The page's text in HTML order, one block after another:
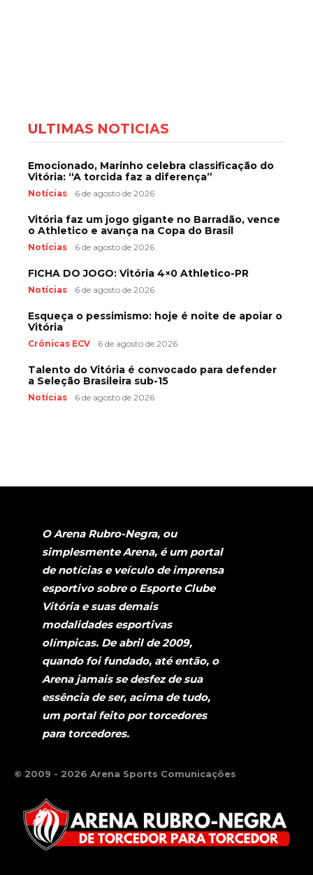
ÚLTIMAS NOTÍCIAS
Emocionado, Marinho celebra classificação do
Vitória: “A torcida faz a diferença”
Notícias 6 de agosto de 2026
Vitória faz um jogo gigante no Barradão, vence
o Athletico e avança na Copa do Brasil
Notícias 6 de agosto de 2026
FICHA DO JOGO: Vitória 4×0 Athletico-PR
Notícias 6 de agosto de 2026
Esqueça o pessimismo: hoje é noite de apoiar o
Vitória
Crônicas ECV 6 de agosto de 2026
Talento do Vitória é convocado para defender
a Seleção Brasileira sub-15
Notícias 6 de agosto de 2026
O Arena Rubro-Negra, ou
simplesmente Arena, é um portal
de notícias e veículo de imprensa
esportivo sobre o Esporte Clube
Vitória e suas demais
modalidades esportivas
olímpicas. De abril de 2009,
quando foi fundado, até então, o
Arena jamais se desfez de sua
essência de ser, acima de tudo,
um portal feito por torcedores
para torcedores.
© 2009 - 2026 Arena Sports Comunicações